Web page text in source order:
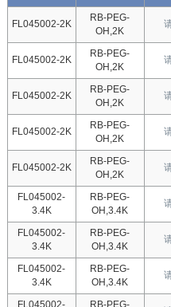
FL045002-2K
RB-PEG-
OH,2K
FL045002-2K
RB-PEG-
OH,2K
FL045002-2K
RB-PEG-
OH,2K
FL045002-2K
RB-PEG-
OH,2K
FL045002-2K
RB-PEG-
OH,2K
FL045002-
3.4K
RB-PEG-
OH,3.4K
FL045002-
3.4K
RB-PEG-
OH,3.4K
FL045002-
3.4K
RB-PEG-
OH,3.4K